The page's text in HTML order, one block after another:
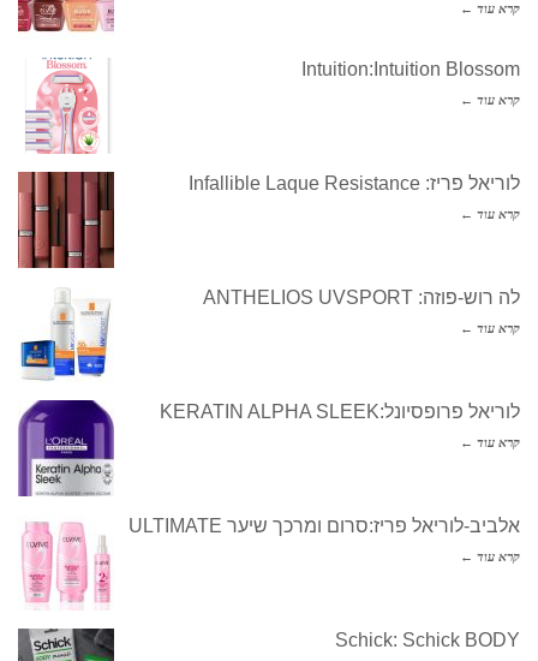
קרא עוד ←
Intuition:Intuition Blossom
קרא עוד ←
לוריאל פריז: Infallible Laque Resistance
קרא עוד ←
לה רוש-פוזה: ANTHELIOS UVSPORT
קרא עוד ←
לוריאל פרופסיונל:KERATIN ALPHA SLEEK
קרא עוד ←
אלביב-לוריאל פריז:סרום ומרכך שיער ULTIMATE
קרא עוד ←
Schick: Schick BODY